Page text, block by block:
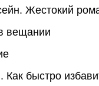
Жестокий
вещании
Как быстро